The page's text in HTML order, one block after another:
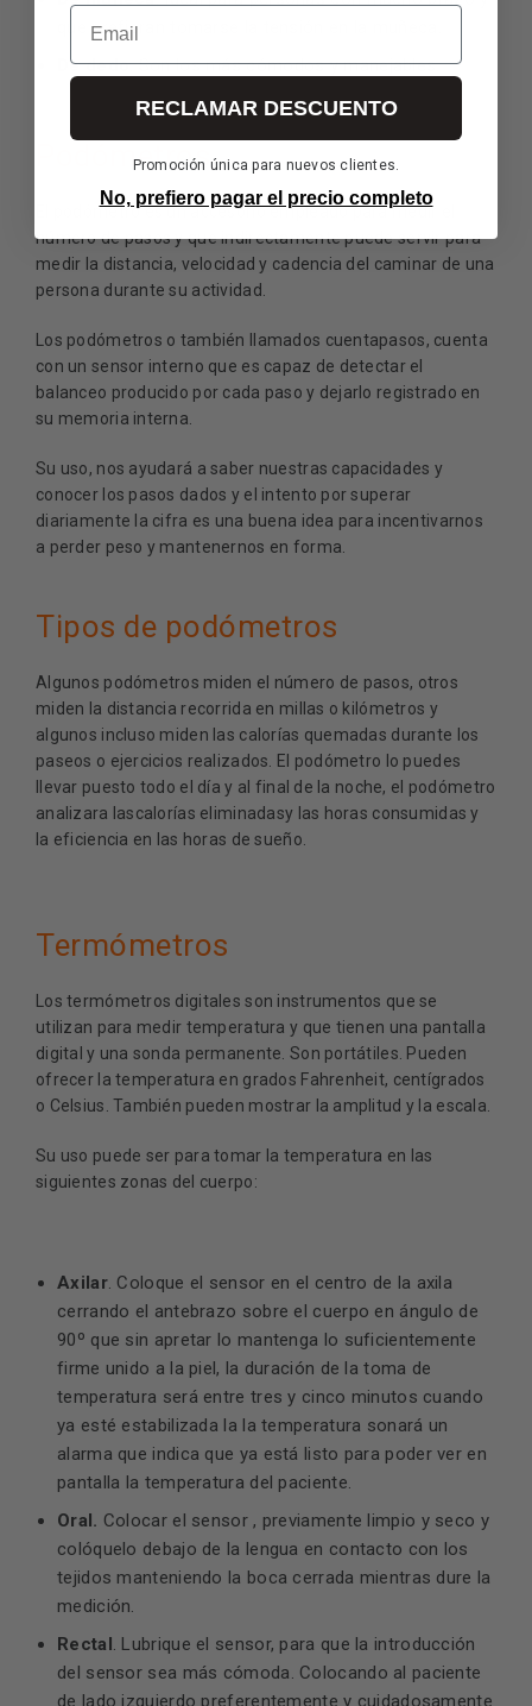
que prefieran tomarse la tensión en la muñeca.
De dedo. Son los más cómodos y manejables.
Podómetros
El podómetro es un accesorio empleado para medir el
número de pasos y que indirectamente puede servir para
medir la distancia, velocidad y cadencia del caminar de una
persona durante su actividad.
Los podómetros o también llamados cuentapasos, cuenta
con un sensor interno que es capaz de detectar el
balanceo producido por cada paso y dejarlo registrado en
su memoria interna.
Su uso, nos ayudará a saber nuestras capacidades y
conocer los pasos dados y el intento por superar
diariamente la cifra es una buena idea para incentivarnos
a perder peso y mantenernos en forma.
Tipos de podómetros
Algunos podómetros miden el número de pasos, otros
miden la distancia recorrida en millas o kilómetros y
algunos incluso miden las calorías quemadas durante los
paseos o ejercicios realizados. El podómetro lo puedes
llevar puesto todo el día y al final de la noche, el podómetro
analizara lascalorías eliminadasy las horas consumidas y
la eficiencia en las horas de sueño.
Termómetros
Los termómetros digitales son instrumentos que se
utilizan para medir temperatura y que tienen una pantalla
digital y una sonda permanente. Son portátiles. Pueden
ofrecer la temperatura en grados Fahrenheit, centígrados
o Celsius. También pueden mostrar la amplitud y la escala.
Su uso puede ser para tomar la temperatura en las
siguientes zonas del cuerpo:
Axilar. Coloque el sensor en el centro de la axila
cerrando el antebrazo sobre el cuerpo en ángulo de
90º que sin apretar lo mantenga lo suficientemente
firme unido a la piel, la duración de la toma de
temperatura será entre tres y cinco minutos cuando
ya esté estabilizada la la temperatura sonará un
alarma que indica que ya está listo para poder ver en
pantalla la temperatura del paciente.
Oral. Colocar el sensor , previamente limpio y seco y
colóquelo debajo de la lengua en contacto con los
tejidos manteniendo la boca cerrada mientras dure la
medición.
Rectal. Lubrique el sensor, para que la introducción
del sensor sea más cómoda. Colocando al paciente
de lado izquierdo preferentemente y cuidadosamente
Email
RECLAMAR DESCUENTO
Promoción única para nuevos clientes.
No, prefiero pagar el precio completo